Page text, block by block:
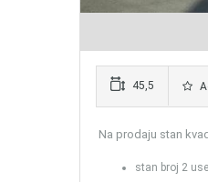
45,5
Na prodaju stan
stan broj 2